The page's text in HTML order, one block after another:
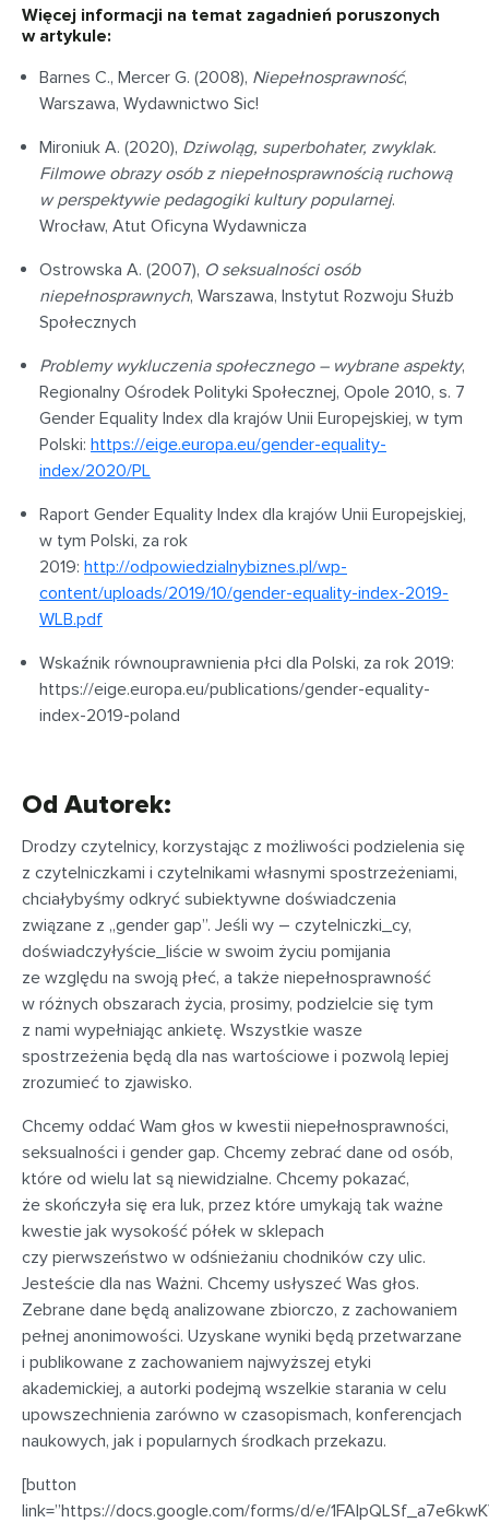
Więcej informacji na temat zagadnień poruszonych
w artykule:
Barnes C., Mercer G. (2008), Niepełnosprawność,
Warszawa, Wydawnictwo Sic!
Mironiuk A. (2020), Dziwoląg, superbohater, zwyklak.
Filmowe obrazy osób z niepełnosprawnością ruchową
w perspektywie pedagogiki kultury popularnej.
Wrocław, Atut Oficyna Wydawnicza
Ostrowska A. (2007), O seksualności osób
niepełnosprawnych, Warszawa, Instytut Rozwoju Służb
Społecznych
Problemy wykluczenia społecznego – wybrane aspekty,
Regionalny Ośrodek Polityki Społecznej, Opole 2010, s. 7
Gender Equality Index dla krajów Unii Europejskiej, w tym
Polski: https://eige.europa.eu/gender-equality-
index/2020/PL
Raport Gender Equality Index dla krajów Unii Europejskiej,
w tym Polski, za rok
2019: http://odpowiedzialnybiznes.pl/wp-
content/uploads/2019/10/gender-equality-index-2019-
WLB.pdf
Wskaźnik równouprawnienia płci dla Polski, za rok 2019:
https://eige.europa.eu/publications/gender-equality-
index-2019-poland
Od Autorek:
Drodzy czytelnicy, korzystając z możliwości podzielenia się
z czytelniczkami i czytelnikami własnymi spostrzeżeniami,
chciałybyśmy odkryć subiektywne doświadczenia
związane z „gender gap”. Jeśli wy – czytelniczki_cy,
doświadczyłyście_liście w swoim życiu pomijania
ze względu na swoją płeć, a także niepełnosprawność
w różnych obszarach życia, prosimy, podzielcie się tym
z nami wypełniając ankietę. Wszystkie wasze
spostrzeżenia będą dla nas wartościowe i pozwolą lepiej
zrozumieć to zjawisko.
Chcemy oddać Wam głos w kwestii niepełnosprawności,
seksualności i gender gap. Chcemy zebrać dane od osób,
które od wielu lat są niewidzialne. Chcemy pokazać,
że skończyła się era luk, przez które umykają tak ważne
kwestie jak wysokość półek w sklepach
czy pierwszeństwo w odśnieżaniu chodników czy ulic.
Jesteście dla nas Ważni. Chcemy usłyszeć Was głos.
Zebrane dane będą analizowane zbiorczo, z zachowaniem
pełnej anonimowości. Uzyskane wyniki będą przetwarzane
i publikowane z zachowaniem najwyższej etyki
akademickiej, a autorki podejmą wszelkie starania w celu
upowszechnienia zarówno w czasopismach, konferencjach
naukowych, jak i popularnych środkach przekazu.
[button
link=”https://docs.google.com/forms/d/e/